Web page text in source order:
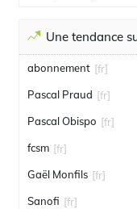
Une tendance
abonnement [fr]
Pascal Praud [fr]
Pascal Obispo [fr]
fcsm [fr]
Gaël Monfils [fr]
Sanofi [fr]